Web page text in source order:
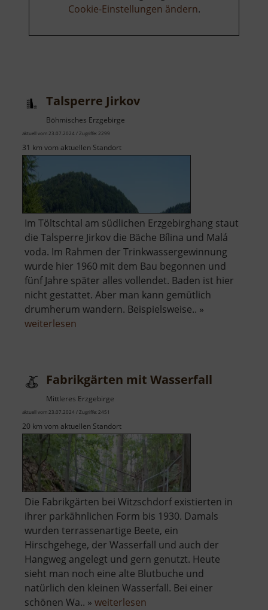
Cookie-Einstellungen ändern.
Talsperre Jirkov
Böhmisches Erzgebirge
aktuell vom 23.07.2024 / Zugriffe: 2299
31 km vom aktuellen Standort
Im Töltschtal am südlichen Erzgebirghang staut
die Talsperre Jirkov die Bäche Bílina und Malá
voda. Im Rahmen der Trinkwassergewinnung
wurde hier 1960 mit dem Bau begonnen und
fünf Jahre später alles vollendet. Baden ist hier
nicht gestattet. Aber man kann gemütlich
drumherum wandern. Beispielsweise.. »
weiterlesen
Fabrikgärten mit Wasserfall
Mittleres Erzgebirge
aktuell vom 23.07.2024 / Zugriffe: 2451
20 km vom aktuellen Standort
Die Fabrikgärten bei Witzschdorf existierten in
ihrer parkähnlichen Form bis 1930. Damals
wurden terrassenartige Beete, ein
Hirschgehege, der Wasserfall und auch der
Hangweg angelegt und gern genutzt. Heute
sieht man noch eine alte Blutbuche und
natürlich den kleinen Wasserfall. Bei einer
schönen Wa.. » weiterlesen